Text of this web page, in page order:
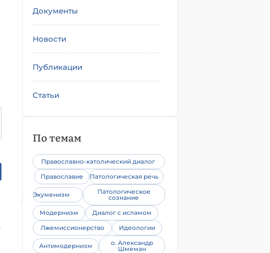
Документы
Новости
Публикации
Статьи
По темам
Православно-католический диалог
Православие
Патологическая речь
Экуменизм
Патологическое
сознание
Модернизм
Диалог с исламом
Лжемиссионерство
Идеологии
Антимодернизм
о. Александр
Шмеман